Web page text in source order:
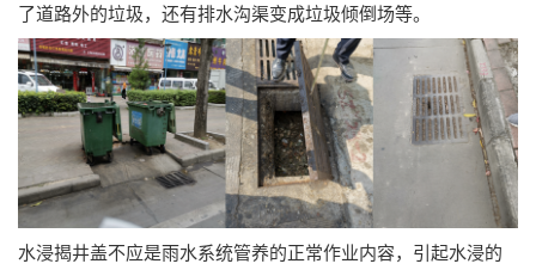
了道路外的垃圾，还有排水沟渠变成垃圾倾倒场等。
水浸揭井盖不应是雨水系统管养的正常作业内容，引起水浸的